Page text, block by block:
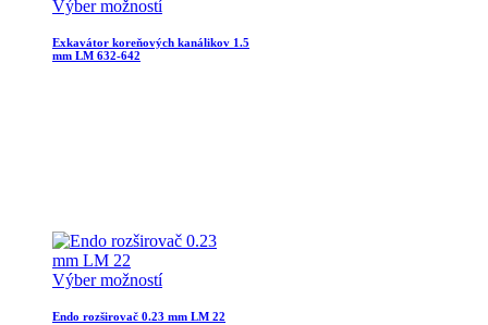
Výber možností
Exkavátor koreňových kanálikov 1.5
mm LM 632-642
Výber možností
Endo rozširovač 0.23 mm LM 22